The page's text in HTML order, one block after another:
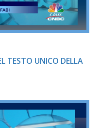
TESTO UNICO DELLA